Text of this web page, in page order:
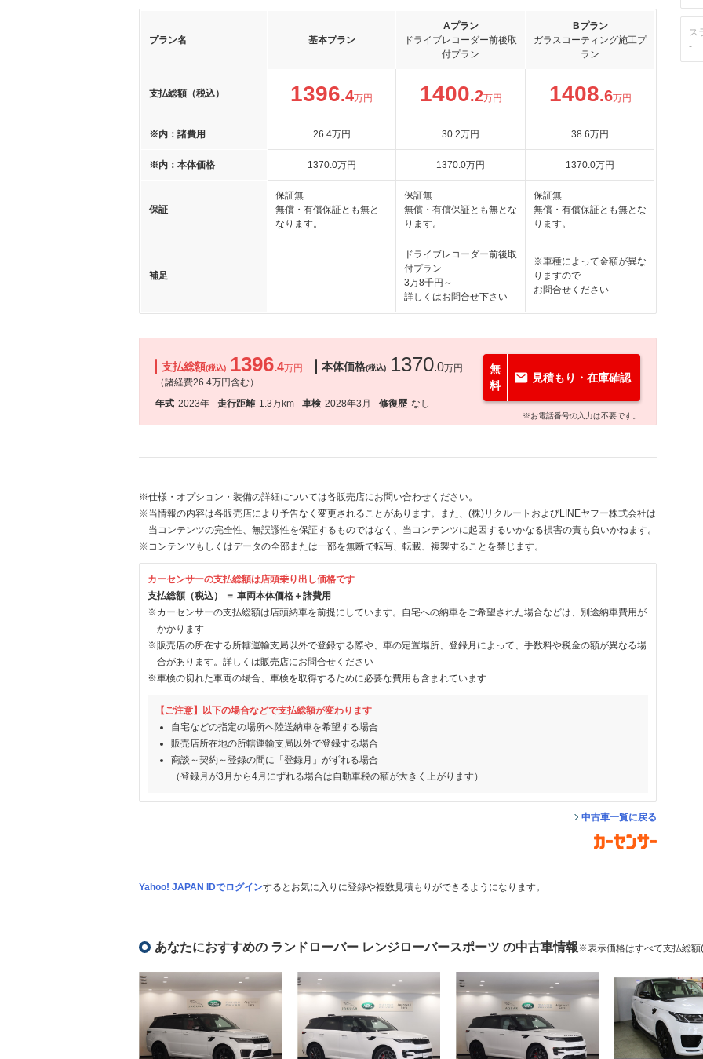
プラン名 基本プラン
Aプラン
ドライブレコーダー前後取
付プラン
Bプラン
ガラスコーティング施工プ
ラン
支払総額（税込） 1396.4万円 1400.2万円 1408.6万円
※内：諸費用 26.4万円 30.2万円 38.6万円
※内：本体価格 1370.0万円 1370.0万円 1370.0万円
保証
保証無
無償・有償保証とも無と
なります。
保証無
無償・有償保証とも無とな
ります。
保証無
無償・有償保証とも無とな
ります。
補足 -
ドライブレコーダー前後取
付プラン
3万8千円～
詳しくはお問合せ下さい
※車種によって金額が異な
りますので
お問合せください
支払総額(税込) 1396.4万円
（諸経費26.4万円含む）
本体価格(税込) 1370.0万円
年式 2023年 走行距離 1.3万km 車検 2028年3月 修復歴 なし
無
料
見積もり・在庫確認
※お電話番号の入力は不要です。
※仕様・オプション・装備の詳細については各販売店にお問い合わせください。
※当情報の内容は各販売店により予告なく変更されることがあります。また、(株)リクルートおよびLINEヤフー株式会社は
当コンテンツの完全性、無誤謬性を保証するものではなく、当コンテンツに起因するいかなる損害の責も負いかねます。
※コンテンツもしくはデータの全部または一部を無断で転写、転載、複製することを禁じます。
カーセンサーの支払総額は店頭乗り出し価格です
支払総額（税込） ＝ 車両本体価格＋諸費用
※カーセンサーの支払総額は店頭納車を前提にしています。自宅への納車をご希望された場合などは、別途納車費用が
かかります
※販売店の所在する所轄運輸支局以外で登録する際や、車の定置場所、登録月によって、手数料や税金の額が異なる場
合があります。詳しくは販売店にお問合せください
※車検の切れた車両の場合、車検を取得するために必要な費用も含まれています
【ご注意】以下の場合などで支払総額が変わります
自宅などの指定の場所へ陸送納車を希望する場合
販売店所在地の所轄運輸支局以外で登録する場合
商談～契約～登録の間に「登録月」がずれる場合
（登録月が3月から4月にずれる場合は自動車税の額が大きく上がります）
中古車一覧に戻る
Yahoo! JAPAN IDでログインするとお気に入りに登録や複数見積もりができるようになります。
ス
-
あなたにおすすめの ランドローバー レンジローバースポーツ の中古車情報※表示価格はすべて支払総額